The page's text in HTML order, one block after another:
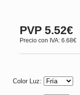
PVP 5.52€
Precio con IVA: 6.68€
Color Luz: